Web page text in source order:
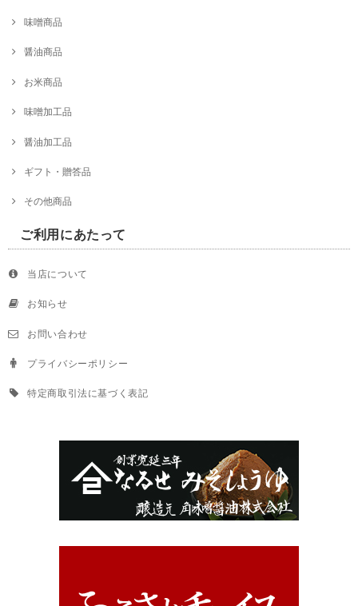
味噌商品
醤油商品
お米商品
味噌加工品
醤油加工品
ギフト・贈答品
その他商品
ご利用にあたって
当店について
お知らせ
お問い合わせ
プライバシーポリシー
特定商取引法に基づく表記